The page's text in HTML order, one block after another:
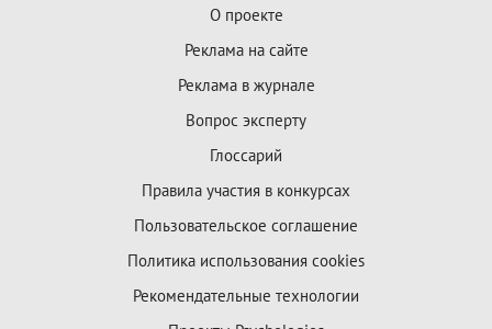
О проекте
Реклама на сайте
Реклама в журнале
Вопрос эксперту
Глоссарий
Правила участия в конкурсах
Пользовательское соглашение
Политика использования cookies
Рекомендательные технологии